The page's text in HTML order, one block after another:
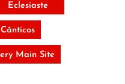
Eclesiaste
Main Site